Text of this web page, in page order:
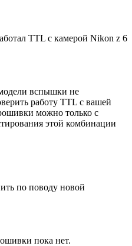
TTL c камерой Nikon z 6
вспышки не
работу TTL с вашей
можно только с
этой комбинации
по поводу новой
пока нет.